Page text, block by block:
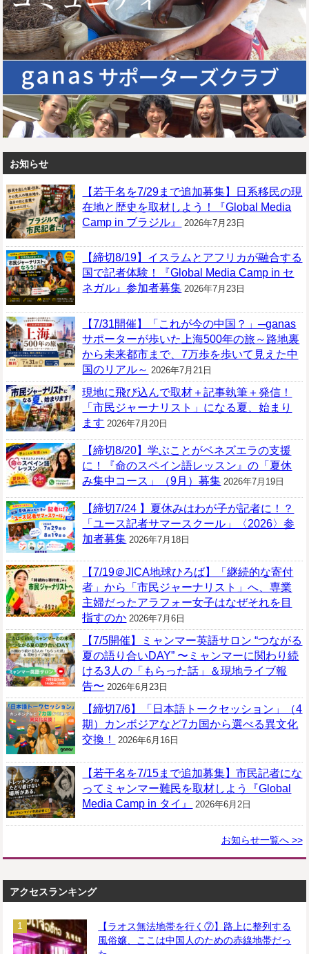
お知らせ
【若干名を7/29まで追加募集】日系移民の現
在地と歴史を取材しよう！『Global Media
Camp in ブラジル』
2026年7月23日
【締切8/19】イスラムとアフリカが融合する
国で記者体験！『Global Media Camp in セ
ネガル』参加者募集 2026年7月23日
【7/31開催】「これが今の中国？」─ganas
サポーターが歩いた上海500年の旅～路地裏
から未来都市まで、7万歩を歩いて見えた中
国のリアル～ 2026年7月21日
現地に飛び込んで取材＋記事執筆＋発信！
「市民ジャーナリスト」になる夏、始まり
ます 2026年7月20日
【締切8/20】学ぶことがベネズエラの支援
に！『命のスペイン語レッスン』の「夏休
み集中コース」（9月）募集 2026年7月19日
【締切7/24 】夏休みはわが子が記者に！？
「ユース記者サマースクール」〈2026〉参
加者募集 2026年7月18日
【7/19＠JICA地球ひろば】「継続的な寄付
者」から「市民ジャーナリスト」へ、専業
主婦だったアラフォー女子はなぜそれを目
指すのか 2026年7月6日
【7/5開催】ミャンマー英語サロン “つながる
夏の語り合いDAY” 〜ミャンマーに関わり続
ける3人の「もらった話」＆現地ライブ報
告〜 2026年6月23日
【締切7/6】「日本語トークセッション」（4
期）カンボジアなど7カ国から選べる異文化
交換！
2026年6月16日
【若干名を7/15まで追加募集】市民記者にな
ってミャンマー難民を取材しよう『Global
Media Camp in タイ』
2026年6月2日
お知らせ一覧へ >>
アクセスランキング
【ラオス無法地帯を行く⑦】路上に整列する
風俗嬢、ここは中国人のための赤線地帯だっ